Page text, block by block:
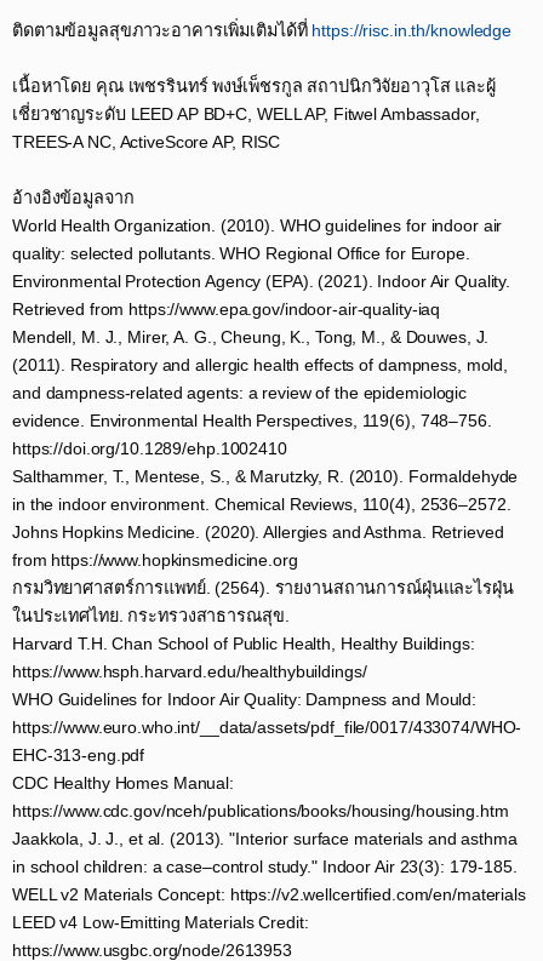
ติดตามข้อมูลสุขภาวะอาคารเพิ่มเติมได้ที่ https://risc.in.th/knowledge​
เนื้อหาโดย คุณ เพชรรินทร์ พงษ์เพ็ชรกูล สถาปนิกวิจัยอาวุโส และผู้
เชี่ยวชาญระดับ LEED AP BD+C, WELL AP, Fitwel Ambassador,
TREES-A NC, ActiveScore AP, RISC​
อ้างอิงข้อมูลจาก​
World Health Organization. (2010). WHO guidelines for indoor air
quality: selected pollutants. WHO Regional Office for Europe.​
Environmental Protection Agency (EPA). (2021). Indoor Air Quality.
Retrieved from https://www.epa.gov/indoor-air-quality-iaq​
Mendell, M. J., Mirer, A. G., Cheung, K., Tong, M., & Douwes, J.
(2011). Respiratory and allergic health effects of dampness, mold,
and dampness-related agents: a review of the epidemiologic
evidence. Environmental Health Perspectives, 119(6), 748–756.
https://doi.org/10.1289/ehp.1002410​
Salthammer, T., Mentese, S., & Marutzky, R. (2010). Formaldehyde
in the indoor environment. Chemical Reviews, 110(4), 2536–2572.​
Johns Hopkins Medicine. (2020). Allergies and Asthma. Retrieved
from https://www.hopkinsmedicine.org​
กรมวิทยาศาสตร์การแพทย์. (2564). รายงานสถานการณ์ฝุ่นและไรฝุ่น
ในประเทศไทย. กระทรวงสาธารณสุข.​
Harvard T.H. Chan School of Public Health, Healthy Buildings:
https://www.hsph.harvard.edu/healthybuildings/​
WHO Guidelines for Indoor Air Quality: Dampness and Mould:
https://www.euro.who.int/__data/assets/pdf_file/0017/433074/WHO-
EHC-313-eng.pdf​
CDC Healthy Homes Manual:
https://www.cdc.gov/nceh/publications/books/housing/housing.htm​
Jaakkola, J. J., et al. (2013). "Interior surface materials and asthma
in school children: a case–control study." Indoor Air 23(3): 179-185.​
WELL v2 Materials Concept: https://v2.wellcertified.com/en/materials​
LEED v4 Low-Emitting Materials Credit:
https://www.usgbc.org/node/2613953​